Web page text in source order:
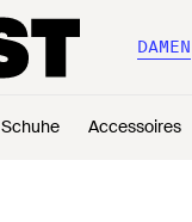
DAMEN
Schuhe Accessoires